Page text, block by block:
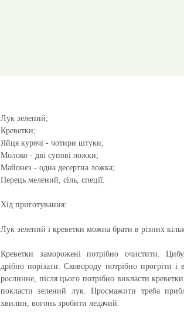
Лук зелений;
Креветки;
Яйця курячі - чотири штуки;
Молоко - дві супові ложки;
Майонез - одна десертна ложка;
Перець мелений, сіль, спеції.
Хід приготування:
Лук зелений і креветки можна брати в різних
Креветки заморожені потрібно очистити.
дрібно порізати. Сковороду потрібно прогріти і
рослинне, після цього потрібно викласти
покласти зелений лук. Просмажити треба
хвилин, вогонь зробити ледачий.